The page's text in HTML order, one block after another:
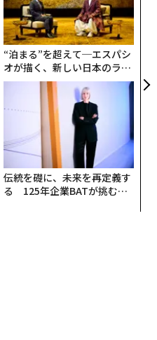
“泊まる”を超えて─エスパシ
オが描く、新しい日本のラグ
ジュアリー（中編）
伝統を礎に、未来を再定義す
る 125年企業BATが挑むス